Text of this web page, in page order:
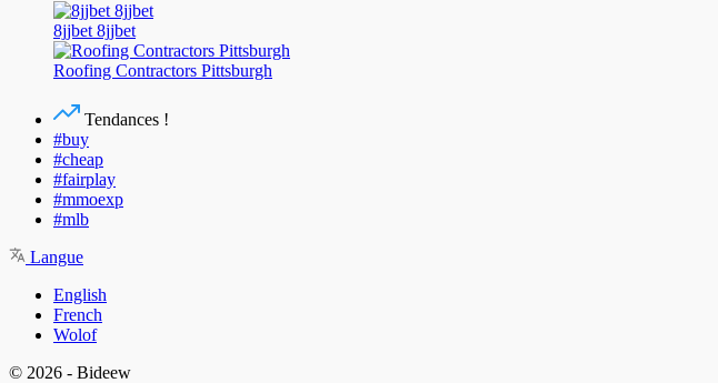
8jjbet 8jjbet
Roofing Contractors Pittsburgh
Tendances !
#buy
#cheap
#fairplay
#mmoexp
#mlb
Langue
English
French
Wolof
© 2026 - Bideew